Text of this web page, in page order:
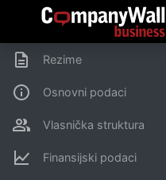
Rezime
Osnovni podaci
Vlasnička struktura
Finansijski podaci